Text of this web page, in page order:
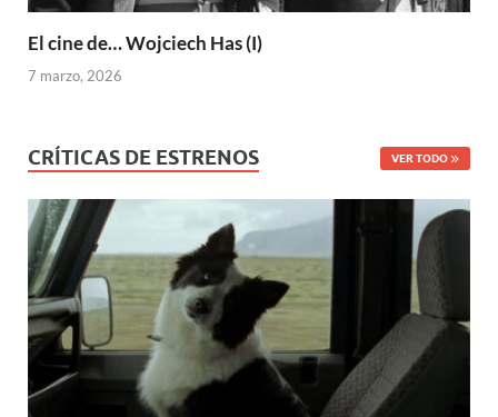
El cine de… Wojciech Has (I)
7 marzo, 2026
CRÍTICAS DE ESTRENOS VER TODO